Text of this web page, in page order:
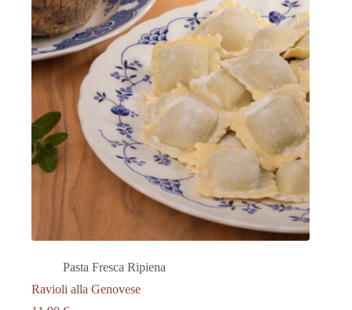
Pasta Fresca Ripiena
Ravioli alla Genovese